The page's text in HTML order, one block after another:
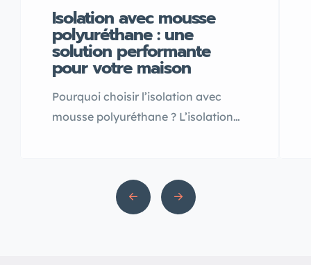
Isolation avec mousse
polyuréthane : une
solution performante
pour votre maison
Pourquoi choisir l’isolation avec
mousse polyuréthane ? L’isolation
plus efficaces pour améliorer le
confort thermique d’une habitation
au Maroc Grâce à sa forte capacité